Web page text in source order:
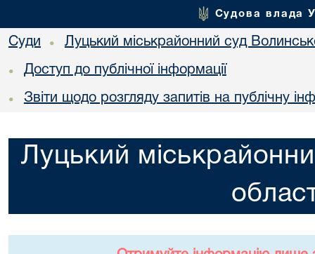
Судова влада
Суди • Луцький міськрайонний суд
• Доступ до публічної інформації
• Звіти щодо розгляду запитів на публічну
Луцький